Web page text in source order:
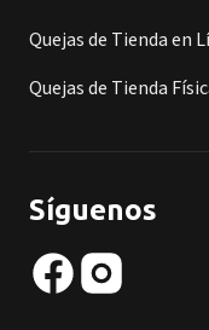
Quejas de Tienda en
Quejas de Tienda
Síguenos